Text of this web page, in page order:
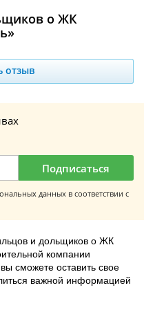
о ЖК
отзыв
Подписаться
данных в соответствии с
и дольщиков о ЖК
компании
сможете оставить свое
важной информацией